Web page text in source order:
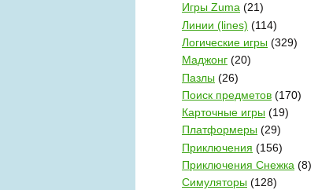
Игры Zuma (21)
Линии (lines) (114)
Логические игры (329)
Маджонг (20)
Пазлы (26)
Поиск предметов (170)
Карточные игры (19)
Платформеры (29)
Приключения (156)
Приключения Снежка (8)
Симуляторы (128)